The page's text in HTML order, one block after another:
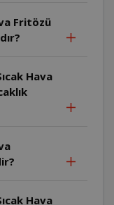
Hava
Hava